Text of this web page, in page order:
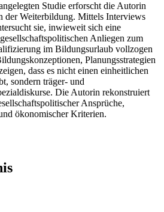
Studie erforscht die Autorin
der Weiterbildung. Mittels Interviews
sie, inwieweit sich eine
Anliegen zum
im Bildungsurlaub vollzogen
Planungsstrategien
dass es nicht einen einheitlichen
sondern träger- und
Die Autorin rekonstruiert
Ansprüche,
ökonomischer Kriterien.